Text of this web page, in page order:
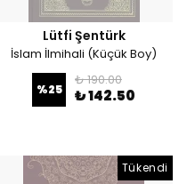
Lütfi Şentürk
İslam İlmihali (Küçük Boy)
%25
₺ 190.00
₺ 142.50
Tükendi